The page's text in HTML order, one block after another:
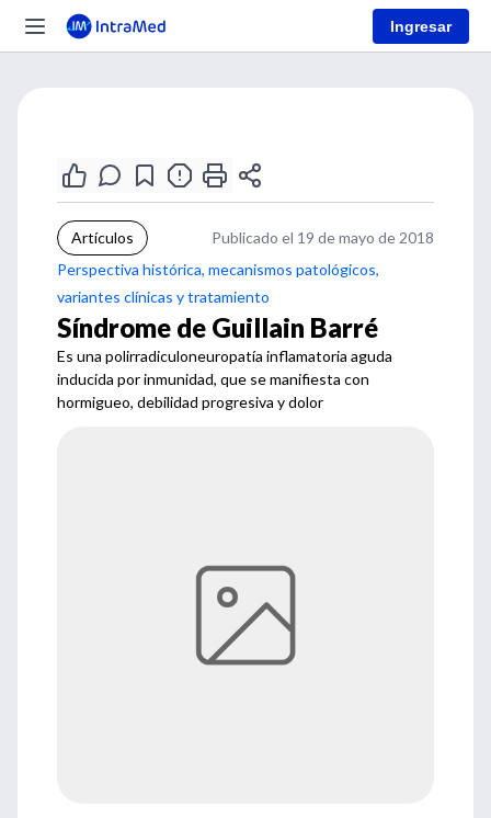
Ingresar
Artículos
Publicado el 19 de mayo de 2018
Perspectiva histórica, mecanismos patológicos,
variantes clínicas y tratamiento
Síndrome de Guillain Barré
Es una polirradiculoneuropatía inflamatoria aguda
inducida por inmunidad, que se manifiesta con
hormigueo, debilidad progresiva y dolor